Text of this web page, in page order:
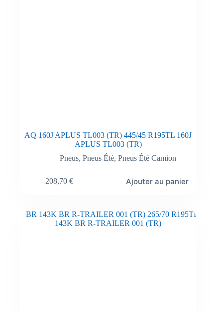
AQ 160J APLUS TL003 (TR) 445/45 R195TL 160J
APLUS TL003 (TR)
Pneus,Pneus Été,Pneus Été Camion
208,70 € Ajouter au panier